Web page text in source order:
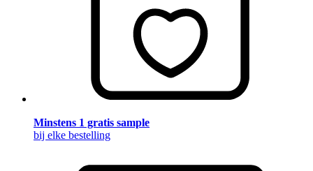
Minstens 1 gratis sample
bij elke bestelling